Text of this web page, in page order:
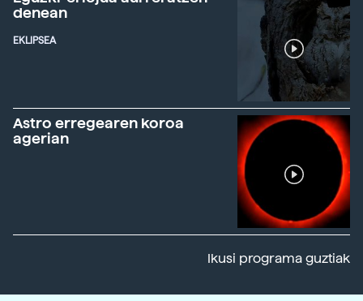
denean
EKLIPSEA
Astro erregearen koroa
agerian
Ikusi programa guztiak